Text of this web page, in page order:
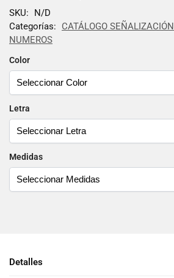
Color
Letra
Medidas
SKU:
N/D
Categorías:
CATÁLOGO SEÑALIZACIÓN
NUMEROS
Detalles